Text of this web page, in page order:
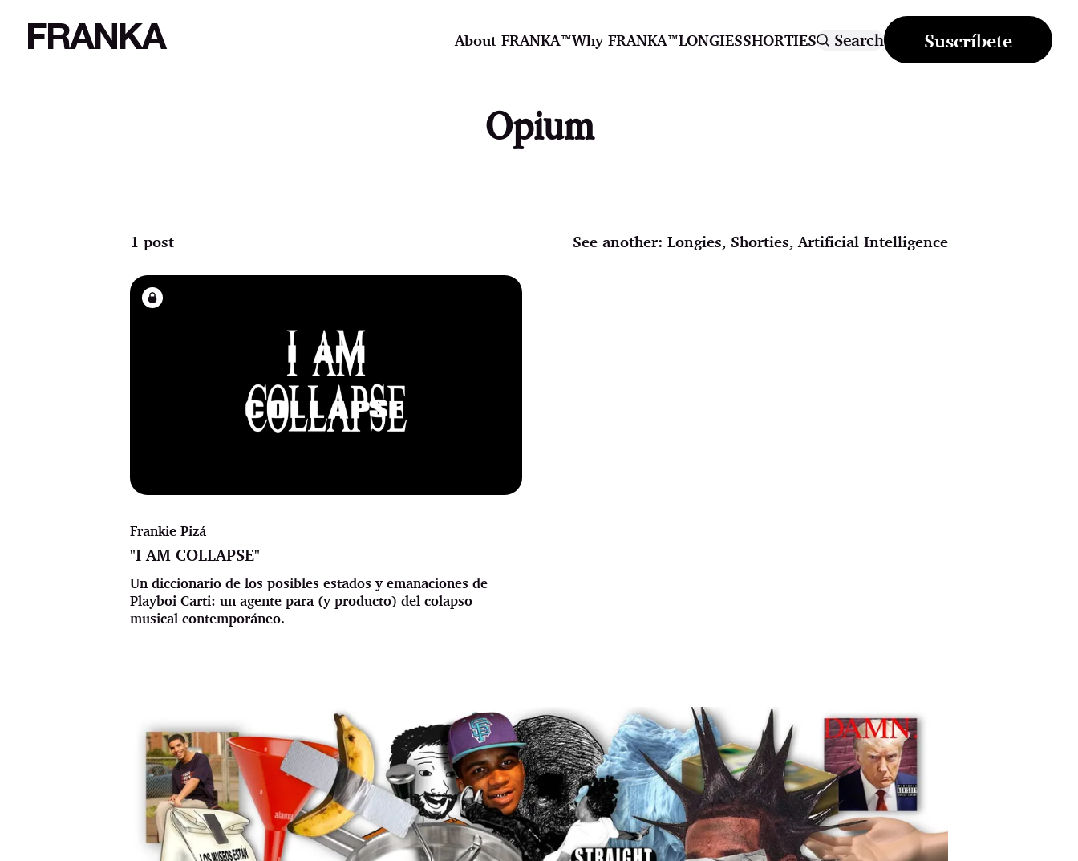
FRANKA About FRANKA™️Why FRANKA™️LONGIESSHORTIES Search Suscríbete
Opium
1 post See another:Longies, Shorties,Artificial Intelligence
Frankie Pizá
"I AM COLLAPSE"
Un diccionario de los posibles estados y emanaciones de
Playboi Carti: un agente para (y producto) del colapso
musical contemporáneo.